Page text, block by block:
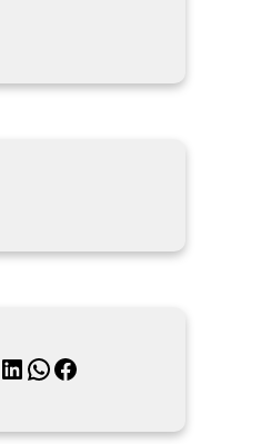
LinkedIn WhatsApp Facebook